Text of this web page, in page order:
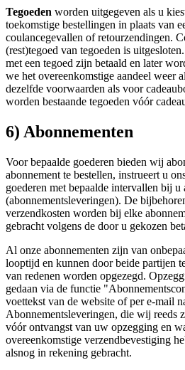
Tegoeden worden uitgegeven als u
toekomstige bestellingen in plaats van
coulancegevallen of retourzendingen.
(rest)tegoed van tegoeden is
met een tegoed zijn betaald en later
we het overeenkomstige aandeel weer
dezelfde voorwaarden als voor
worden bestaande tegoeden vóór
6) Abonnementen
Voor bepaalde goederen bieden wij
abonnement te bestellen, instrueert u
goederen met bepaalde intervallen bij u
(abonnementsleveringen). De
verzendkosten worden bij elke
gebracht volgens de door u gekozen
Al onze abonnementen zijn van
looptijd en kunnen door beide partijen
van redenen worden opgezegd.
gedaan via de functie
voettekst van de website of per e-mail
Abonnementsleveringen, die wij reeds
vóór ontvangst van uw opzegging en
overeenkomstige verzendbevestiging
alsnog in rekening gebracht.